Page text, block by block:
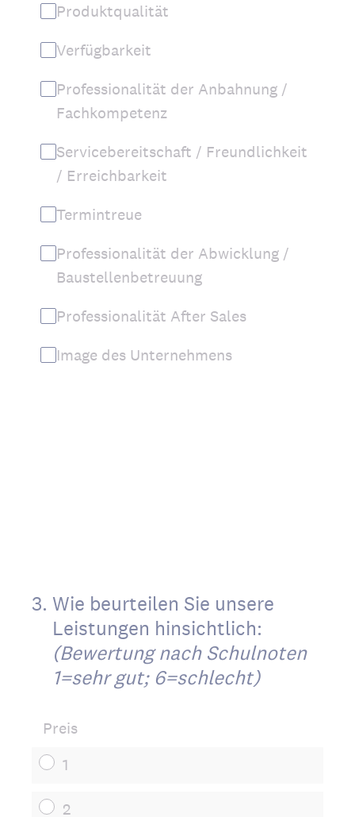
Produktqualität
Verfügbarkeit
Professionalität der Anbahnung /
Fachkompetenz
Servicebereitschaft / Freundlichkeit
/ Erreichbarkeit
Termintreue
Professionalität der Abwicklung /
Baustellenbetreuung
Professionalität After Sales
Image des Unternehmens
3. Wie beurteilen Sie unsere
Leistungen hinsichtlich:
(Bewertung nach Schulnoten
1=sehr gut; 6=schlecht)
Preis
1
2